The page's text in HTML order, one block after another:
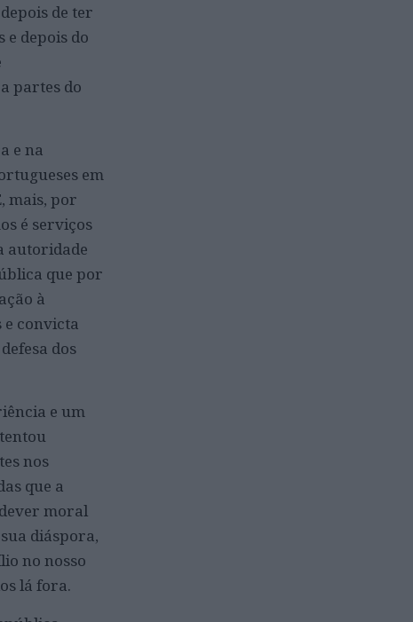
de ter
e depois do
partes do
e na
em
mais, por
é serviços
autoridade
que por
à
convicta
dos
e um
nos
que a
moral
diáspora,
no nosso
lá fora.